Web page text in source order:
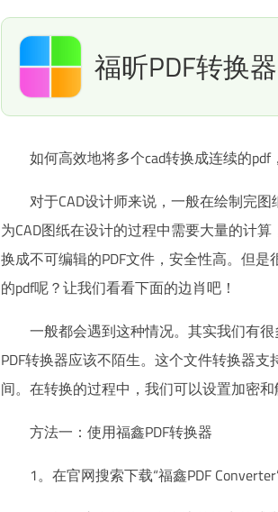
福昕PDF转换器
如何高效地将多个cad转换成连续的
对于CAD设计师来说，一般在绘制完
为CAD图纸在设计的过程中需要大量的计
换成不可编辑的PDF文件，安全性高。但
的pdf呢？让我们看看下面的边肖吧！
一般都会遇到这种情况。其实我们有
PDF转换器应该不陌生。这个文件转换器
间。在转换的过程中，我们可以设置加密和
方法一：使用福鑫PDF转换器
1。在官网搜索下载“福鑫PDF